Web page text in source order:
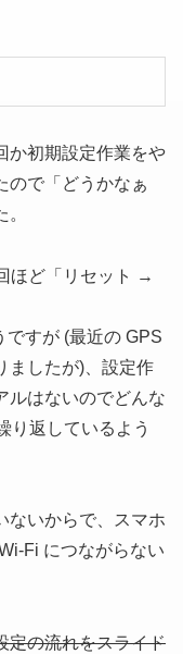
か初期設定作業をや
ので「どうかなぁ
ほど「リセット →
ですが (最近の GPS
ましたが) 、設定作
ルはないのでどんな
り返しているよう
ないからで、スマホ
Fi につながらない
定の流れをスライド